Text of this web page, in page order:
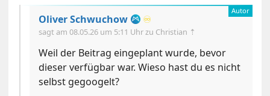
Oliver Schwuchow ♾️
sagt am08.05.26 um 5:11 Uhrzu Christian ⇡
Weil der Beitrag eingeplant wurde, bevor
dieser verfügbar war. Wieso hast du es nicht
selbst gegoogelt?